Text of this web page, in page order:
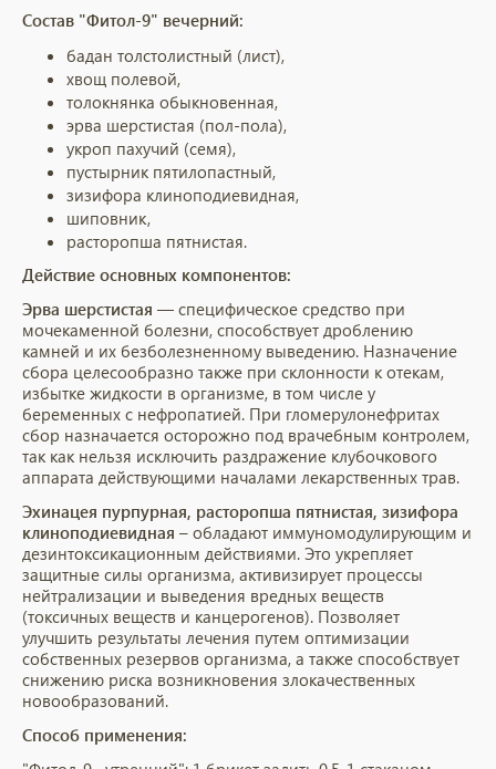
Состав "Фитол-9" вечерний:
бадан толстолистный (лист),
хвощ полевой,
толокнянка обыкновенная,
эрва шерстистая (пол-пола),
укроп пахучий (семя),
пустырник пятилопастный,
зизифора клиноподиевидная,
шиповник,
расторопша пятнистая.
Действие основных компонентов:
Эрва шерстистая — специфическое средство при
мочекаменной болезни, способствует дроблению
камней и их безболезненному выведению. Назначение
сбора целесообразно также при склонности к отекам,
избытке жидкости в организме, в том числе у
беременных с нефропатией. При гломерулонефритах
сбор назначается осторожно под врачебным контролем,
так как нельзя исключить раздражение клубочкового
аппарата действующими началами лекарственных трав.
Эхинацея пурпурная, расторопша пятнистая, зизифора
клиноподиевидная – обладают иммуномодулирующим и
дезинтоксикационным действиями. Это укрепляет
защитные силы организма, активизирует процессы
нейтрализации и выведения вредных веществ
(токсичных веществ и канцерогенов). Позволяет
улучшить результаты лечения путем оптимизации
собственных резервов организма, а также способствует
снижению риска возникновения злокачественных
новообразований.
Способ применения: